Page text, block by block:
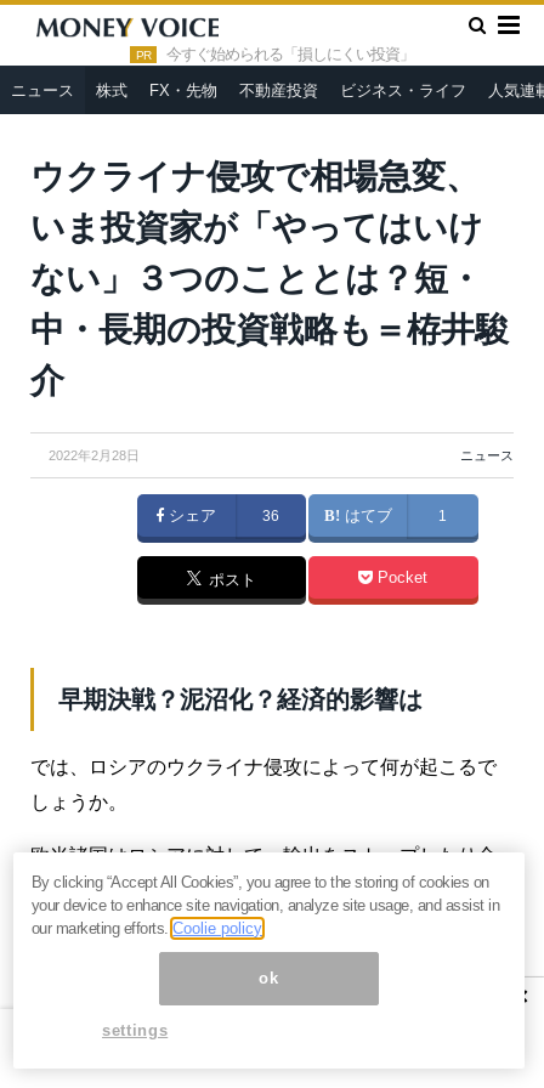
PR 今すぐ始められる「損しにくい投資」
ニュース 株式 FX・先物 不動産投資 ビジネス・ライフ 人気連
HOME » ニュース »
ウクライナ侵攻で相場急変、いま投資家が
「やってはいけない」３つのこととは？短・中・長期の投資戦略も
ウクライナ侵攻で相場急変、
いま投資家が「やってはいけ
ない」３つのこととは？短・
中・長期の投資戦略も＝栫井駿
介
2022年2月28日 ニュース
シェア 36 はてブ 1
ポスト Pocket
早期決戦？泥沼化？経済的影響は
では、ロシアのウクライナ侵攻によって何が起こるで
しょうか。
欧米諸国はロシアに対して、輸出をストップしたり金
融取引をさせないなどの 経済制裁を行いました。
これによってロシアが経済的に苦しくなるのは間違い
なく、ロシア株も大きく下がっています。
同時にロシアも対抗措置を取ります。
×
By clicking “Accept All Cookies”, you agree to the storing of cookies on
your device to enhance site navigation, analyze site usage, and assist in
our marketing efforts.Coolie policy
ok
settings